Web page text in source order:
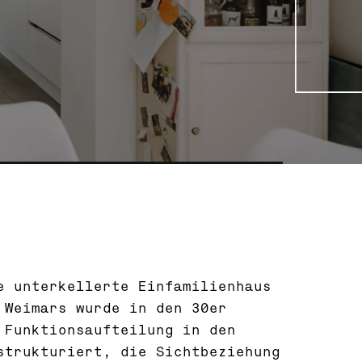
unterkellerte Einfamilienhaus
wurde in den 30er
in den
strukturiert, die Sichtbeziehung